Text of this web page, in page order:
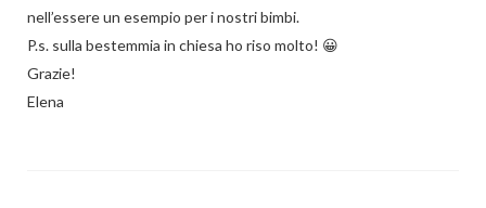
nell’essere un esempio per i nostri bimbi.
P.s. sulla bestemmia in chiesa ho riso molto! 😀
Grazie!
Elena